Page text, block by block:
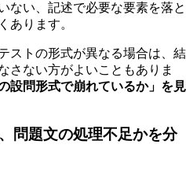
ない、記述で必要な要素を落と
あります。
ストの形式が異なる場合は、結
さない方がよいこともありま
設問形式で崩れているか」を見
問題文の処理不足かを分